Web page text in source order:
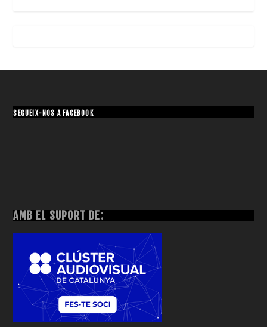
SEGUEIX-NOS A FACEBOOK
AMB EL SUPORT DE: